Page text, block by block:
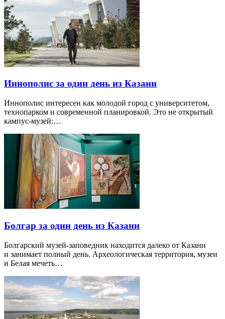
Иннополис за один день из Казани
Иннополис интересен как молодой город с университетом,
технопарком и современной планировкой. Это не открытый
кампус-музей:…
Болгар за один день из Казани
Болгарский музей-заповедник находится далеко от Казани
и занимает полный день. Археологическая территория, музеи
и Белая мечеть…